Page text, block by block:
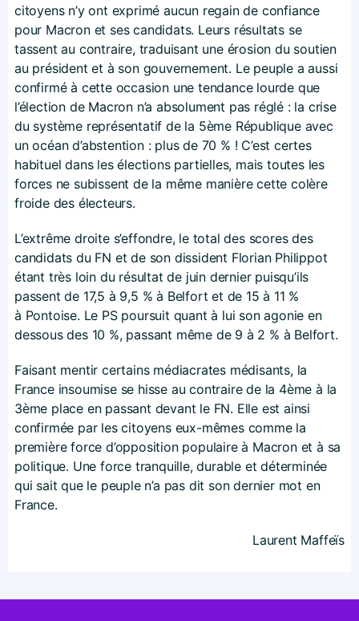
citoyens n’y ont exprimé aucun regain de confiance
pour Macron et ses candidats. Leurs résultats se
tassent au contraire, traduisant une érosion du soutien
au président et à son gouvernement. Le peuple a aussi
confirmé à cette occasion une tendance lourde que
l’élection de Macron n’a absolument pas réglé : la crise
du système représentatif de la 5ème République avec
un océan d’abstention : plus de 70 % ! C’est certes
habituel dans les élections partielles, mais toutes les
forces ne subissent de la même manière cette colère
froide des électeurs.
L’extrême droite s’effondre, le total des scores des
candidats du FN et de son dissident Florian Philippot
étant très loin du résultat de juin dernier puisqu’ils
passent de 17,5 à 9,5 % à Belfort et de 15 à 11 %
à Pontoise. Le PS poursuit quant à lui son agonie en
dessous des 10 %, passant même de 9 à 2 % à Belfort.
Faisant mentir certains médiacrates médisants, la
France insoumise se hisse au contraire de la 4ème à la
3ème place en passant devant le FN. Elle est ainsi
confirmée par les citoyens eux-mêmes comme la
première force d’opposition populaire à Macron et à sa
politique. Une force tranquille, durable et déterminée
qui sait que le peuple n’a pas dit son dernier mot en
France.
Laurent Maffeïs